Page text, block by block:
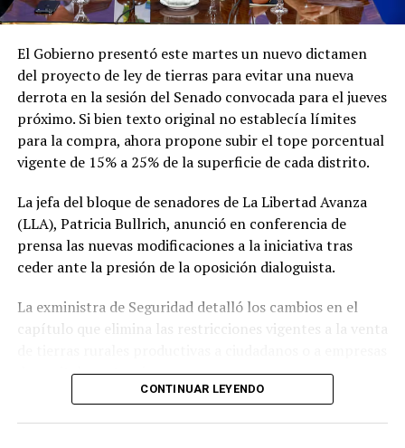
Con este viaje, Milei busca continuar afianzando las
relaciones bilaterales y la sintonía política con los
gobiernos de la región que comparten sus ideas, en una
gira que se extenderá hasta el fin de semana antes de su
regreso a Buenos Aires.
El Gobierno presentó este martes un nuevo dictamen
del proyecto de ley de tierras para evitar una nueva
derrota en la sesión del Senado convocada para el jueves
próximo. Si bien texto original no establecía límites
para la compra, ahora propone subir el tope porcentual
vigente de 15% a 25% de la superficie de cada distrito.
La jefa del bloque de senadores de La Libertad Avanza
(LLA), Patricia Bullrich, anunció en conferencia de
prensa las nuevas modificaciones a la iniciativa tras
ceder ante la presión de la oposición dialoguista.
La exministra de Seguridad detalló los cambios en el
capítulo que elimina las restricciones vigentes a la venta
de capitales extranjeros.
CONTINUAR LEYENDO